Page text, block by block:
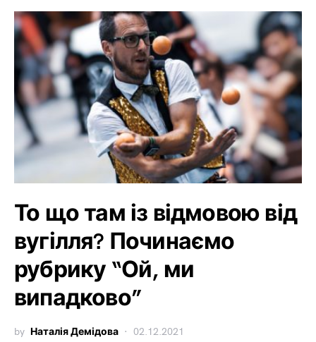
То що там із відмовою від
вугілля? Починаємо
рубрику “Ой, ми
випадково”
by Наталія Демідова 02.12.2021